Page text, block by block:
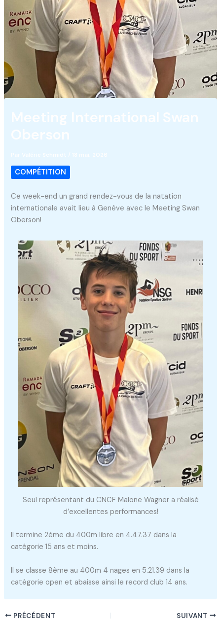
Meeting International Swan
Oberson
Par Valérie Schmidt / 18 mai, 2026
COMPÉTITION
Ce week-end un grand rendez-vous de la natation
internationale avait lieu à Genève avec le Meeting Swan
Oberson!
Seul représentant du CNCF Malone Wagner a réalisé
d’excellentes performances!
Il termine 2ème du 400m libre en 4.47.37 dans la
catégorie 15 ans et moins.
Il se classe 8ème au 400m 4 nages en 5.21.39 dans la
catégorie open et abaisse ainsi le record club 14 ans.
PRÉCÉDENT SUIVANT